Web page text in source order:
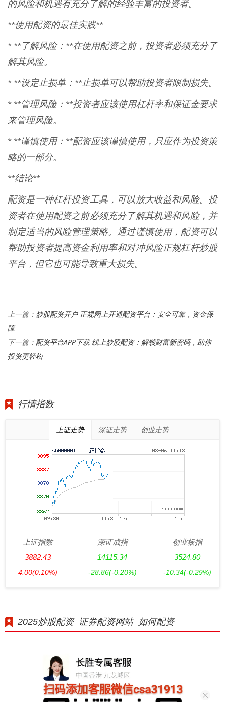
的风险和机遇有充分了解的经验丰富的投资者。
**使用配资的最佳实践**
* **了解风险：**在使用配资之前，投资者必须充分了
解其风险。
* **设定止损单：**止损单可以帮助投资者限制损失。
* **管理风险：**投资者应该使用杠杆率和保证金要求
来管理风险。
* **谨慎使用：**配资应该谨慎使用，只应作为投资策
略的一部分。
**结论**
配资是一种杠杆投资工具，可以放大收益和风险。投
资者在使用配资之前必须充分了解其机遇和风险，并
制定适当的风险管理策略。通过谨慎使用，配资可以
帮助投资者提高资金利用率和对冲风险正规杠杆炒股
平台，但它也可能导致重大损失。
上一篇： 炒股配资开户 正规网上开通配资平台：安全可靠，资金保
障
下一篇： 配资平台APP下载 线上炒股配资：解锁财富新密码，助你
投资更轻松
行情指数
上证走势 深证走势 创业走势
上证指数
3882.43
4.00(0.10%)
深证成指
14115.34
-28.86(-0.20%)
创业板指
3524.80
-10.34(-0.29%)
2025炒股配资_证券配资网站_如何配资